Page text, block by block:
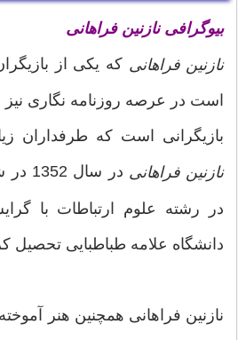
بیوگرافی نازنین فراهانی
نازنین فراهانی که یکی از
است در عرصه روزنامه نگاری نیز
بازیگرانی است که طرفداران
نازنین فراهانی در
در رشته علوم ارتباطات با
دانشگاه علامه طباطبایی تحصیل
نازنین فراهانی همچنین هنر